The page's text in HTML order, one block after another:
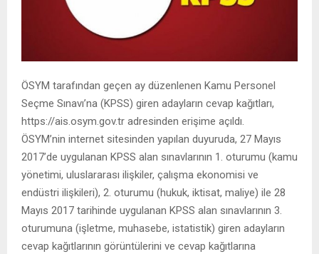
ÖSYM tarafından geçen ay düzenlenen Kamu Personel
Seçme Sınavı’na (KPSS) giren adayların cevap kağıtları,
https://ais.osym.gov.tr adresinden erişime açıldı.
ÖSYM’nin internet sitesinden yapılan duyuruda, 27 Mayıs
2017’de uygulanan KPSS alan sınavlarının 1. oturumu (kamu
yönetimi, uluslararası ilişkiler, çalışma ekonomisi ve
endüstri ilişkileri), 2. oturumu (hukuk, iktisat, maliye) ile 28
Mayıs 2017 tarihinde uygulanan KPSS alan sınavlarının 3.
oturumuna (işletme, muhasebe, istatistik) giren adayların
cevap kağıtlarının görüntülerini ve cevap kağıtlarına